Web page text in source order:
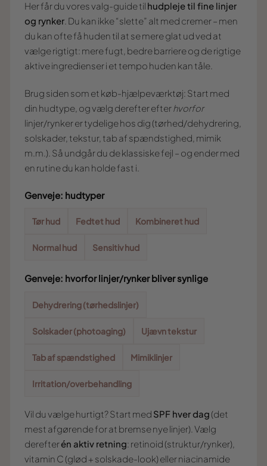
Her får du vores valg-guide til hudpleje til fine linjer
og rynker . Du kan ikke “slette” alt med cremer – men
du kan ofte få huden til at se mere glat ud ved at
vælge rigtigt: mere fugt, bedre barriere og de rigtige
aktive ingredienser i et tempo huden kan tåle.
Brug siden som et køb-hjælpeværktøj: Start med
din hudtype, og vælg derefter efterhvorfor
linjer/rynker er tydelige hos dig (tørhed/dehydrering,
solskader, tekstur, tab af spændstighed, mimik
m.m.). Så undgår du de klassiske fejl – og ender med
en rutine du kan holde fast i.
Genveje: hudtyper
Tør hud Fedtet hud Kombineret hud
Normal hud Sensitiv hud
Genveje: hvorfor linjer/rynker bliver synlige
Dehydrering (tørhedslinjer)
Solskader (photoaging) Ujævn tekstur
Tab af spændstighed Mimiklinjer
Irritation/overbehandling
Vil du vælge hurtigt? Start med SPF hver dag(det
mest afgørende for at bremse nye linjer). Vælg
derefterén aktiv retning: retinoid (struktur/rynker),
vitamin C (glød + solskade-look) eller niacinamide